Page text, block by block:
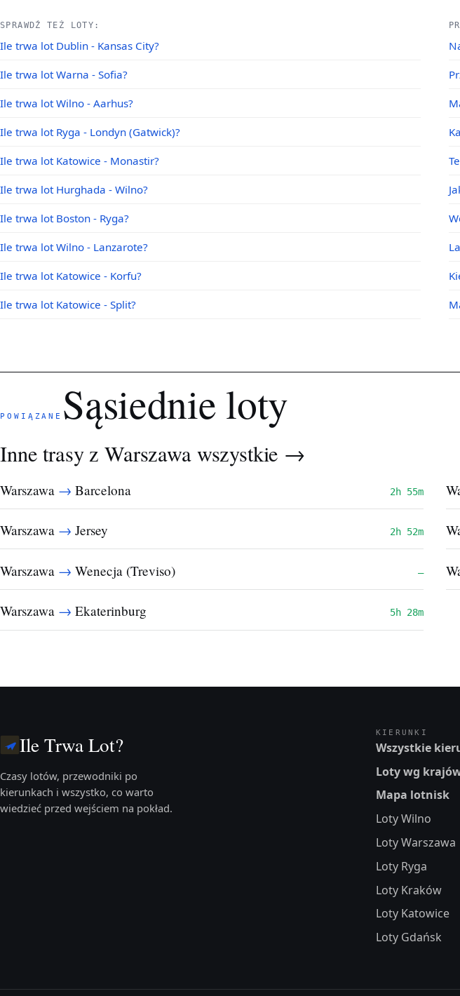
SPRAWDŹ TEŻ LOTY:
Ile trwa lot Dublin - Kansas City?
Ile trwa lot Warna - Sofia?
Ile trwa lot Wilno - Aarhus?
Ile trwa lot Ryga - Londyn (Gatwick)?
Ile trwa lot Katowice - Monastir?
Ile trwa lot Hurghada - Wilno?
Ile trwa lot Boston - Ryga?
Ile trwa lot Wilno - Lanzarote?
Ile trwa lot Katowice - Korfu?
Ile trwa lot Katowice - Split?
POWIĄZANE Sąsiednie loty
Inne trasy z Warszawawszystkie →
Warszawa → Barcelona 2h 55m
Warszawa → Jersey 2h 52m
Warszawa → Wenecja (Treviso) —
Warszawa → Ekaterinburg 5h 28m
Ile Trwa Lot?
Czasy lotów, przewodniki po
kierunkach i wszystko, co warto
wiedzieć przed wejściem na pokład.
KIERUNKI
Wszystkie
Loty wg
Mapa lotnisk
Loty Wilno
Loty Warszawa
Loty Ryga
Loty Kraków
Loty Katowice
Loty Gdańsk